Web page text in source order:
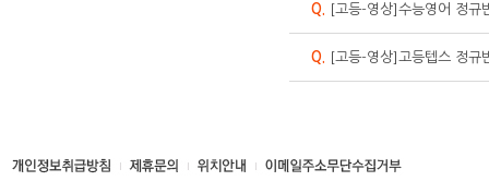
Q. [고등-영상]수능영어 정규
Q. [고등-영상]고등텝스 정규